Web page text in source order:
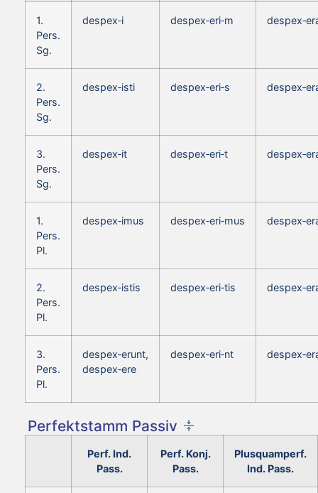
1.
Pers.
Sg.
despex‑i despex‑eri‑m
2.
Pers.
Sg.
despex‑isti despex‑eri‑s
3.
Pers.
Sg.
despex‑it despex‑eri‑t
1.
Pers.
Pl.
despex‑imus despex‑eri‑mus
2.
Pers.
Pl.
despex‑istis despex‑eri‑tis
3.
Pers.
Pl.
despex‑erunt,
despex‑ere
despex‑eri‑nt
Perfektstamm Passiv
Perf. Ind.
Pass.
Perf. Konj.
Pass.
Plusquamperf.
Ind. Pass.